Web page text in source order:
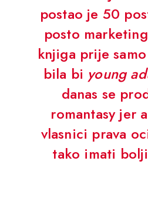
postao je 50
posto
knjiga prije
bila bi young
danas se
romantasy jer
vlasnici prava
tako imati